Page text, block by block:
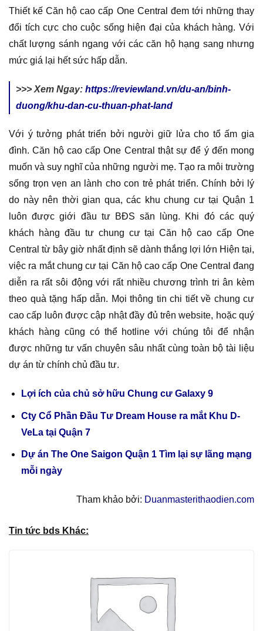
Thiết kế Căn hộ cao cấp One Central đem tới những thay
đổi tích cực cho cuộc sống hiện đại của khách hàng. Với
chất lượng sánh ngang với các căn hộ hạng sang nhưng
mức giá lại hết sức hấp dẫn.
>>> Xem Ngay: https://reviewland.vn/du-an/binh-
duong/khu-dan-cu-thuan-phat-land
Với ý tưởng phát triển bởi người giữ lửa cho tổ ấm gia
đình. Căn hộ cao cấp One Central thật sự để ý đến mong
muốn và suy nghĩ của những người mẹ. Tạo ra môi trường
sống trọn vẹn an lành cho con trẻ phát triển. Chính bởi lý
do này nên thời gian qua, các khu chung cư tại Quận 1
luôn được giới đầu tư BĐS săn lùng. Khi đó các quý
khách hàng đầu tư chung cư tại Căn hộ cao cấp One
Central từ bây giờ nhất định sẽ dành thắng lợi lớn Hiện tại,
việc ra mắt chung cư tại Căn hộ cao cấp One Central đang
diễn ra rất sôi động với rất nhiều chương trình tri ân kèm
theo quà tặng hấp dẫn. Mọi thông tin chi tiết về chung cư
cao cấp luôn được cập nhật đầy đủ trên website, hoặc quý
khách hàng cũng có thể hotline với chúng tôi để nhận
được những tư vấn chuyên sâu nhất cùng toàn bộ tài liệu
dự án từ chính chủ đầu tư.
Lợi ích của chủ sở hữu Chung cư Galaxy 9
Cty Cổ Phần Đầu Tư Dream House ra mắt Khu D-
VeLa tại Quận 7
Dự án The One Saigon Quận 1 Tìm lại sự lãng mạng
mỗi ngày
Tham khảo bởi: Duanmasterithaodien.com
Tin tức bds Khác: